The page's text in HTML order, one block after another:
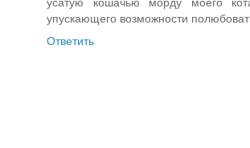
упускающего возможности
Ответить